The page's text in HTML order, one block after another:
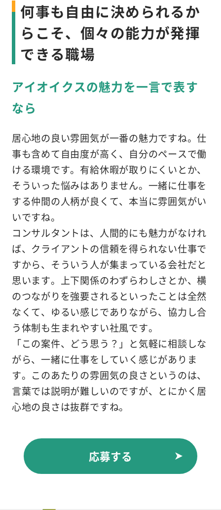
何事も自由に決められるか
らこそ、個々の能力が発揮
できる職場
アイオイクスの魅力を一言で表す
なら
居心地の良い雰囲気が一番の魅力ですね。仕
事も含めて自由度が高く、自分のペースで働
ける環境です。有給休暇が取りにくいとか、
そういった悩みはありません。一緒に仕事を
する仲間の人柄が良くて、本当に雰囲気がい
いですね。
コンサルタントは、人間的にも魅力がなけれ
ば、クライアントの信頼を得られない仕事で
すから、そういう人が集まっている会社だと
思います。上下関係のわずらわしさとか、横
のつながりを強要されるといったことは全然
なくて、ゆるい感じでありながら、協力し合
う体制も生まれやすい社風です。
「この案件、どう思う？」と気軽に相談しな
がら、一緒に仕事をしていく感じがありま
す。このあたりの雰囲気の良さというのは、
言葉では説明が難しいのですが、とにかく居
心地の良さは抜群ですね。
応募する